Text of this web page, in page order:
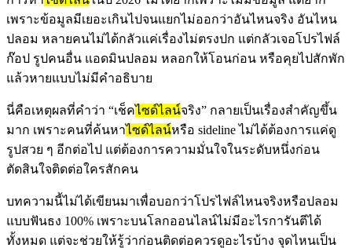
เพราะข้อมูลมีเยอะเกินไปจนแยกไม่ออกว่าอันไหนจริง อันไหน
ปลอม หลายคนไม่ได้กลัวแค่เรื่องไม่ตรงปก แต่กลัวเจอโปรไฟล์
ก๊อป รูปคนอื่น แอดมินปลอม หลอกให้โอนก่อน หรือคุยไปสักพัก
แล้วหายแบบไม่มีคำอธิบาย
นี่คือเหตุผลที่คำว่า “เช็คไซด์ไลน์จริง” กลายเป็นเรื่องสำคัญขึ้น
มาก เพราะคนที่ค้นหาไซด์ไลน์หรือ sideline ไม่ได้ต้องการแค่ดู
รูปสวย ๆ อีกต่อไป แต่ต้องการความมั่นใจในระดับหนึ่งก่อน
ตัดสินใจติดต่อใครสักคน
บทความนี้ไม่ได้เขียนมาเพื่อบอกว่าโปรไฟล์ไหนจริงหรือปลอม
แบบฟันธง 100% เพราะบนโลกออนไลน์ไม่มีอะไรการันตีได้
ทั้งหมด แต่จะช่วยให้รู้ว่าก่อนติดต่อควรดูอะไรบ้าง จุดไหนเป็น